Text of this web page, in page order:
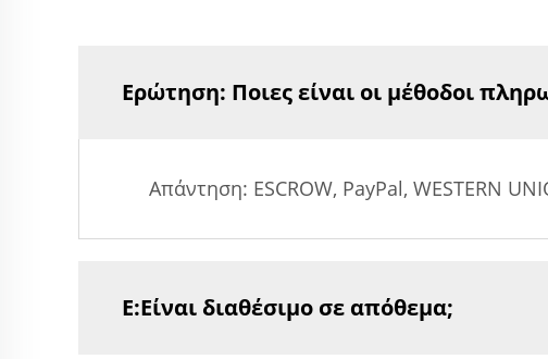
Ερώτηση: Ποιες είναι οι μέθοδοι
Απάντηση: ESCROW, PayPal, WESTERN
Ε:Είναι διαθέσιμο σε απόθεμα;